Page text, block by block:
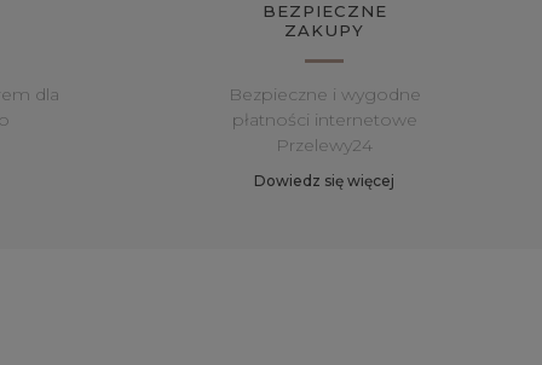
dla
BEZPIECZNE
ZAKUPY
Bezpieczne i wygodne
płatności internetowe
Przelewy24
Dowiedz się więcej